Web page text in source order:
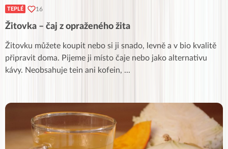
TEPLÉ 16
Žitovka – čaj z opraženého žita
Žitovku můžete koupit nebo si ji snado, levně a v bio kvalitě
připravit doma. Pijeme ji místo čaje nebo jako alternativu
kávy. Neobsahuje tein ani kofein, ...